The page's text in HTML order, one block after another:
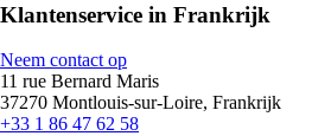
Klantenservice in Frankrijk
Neem contact op
11 rue Bernard Maris
37270 Montlouis-sur-Loire, Frankrijk
+33 1 86 47 62 58